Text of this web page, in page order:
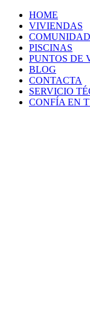
HOME
VIVIENDAS
PISCINAS
PUNTOS DE
BLOG
CONTACTA
SERVICIO
CONFÍA EN